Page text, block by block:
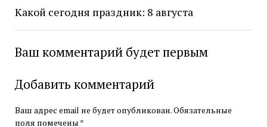
Какой сегодня праздник: 8 августа
Ваш комментарий будет первым
Добавить комментарий
Ваш адрес email не будет опубликован.Обязательные
поля помечены *